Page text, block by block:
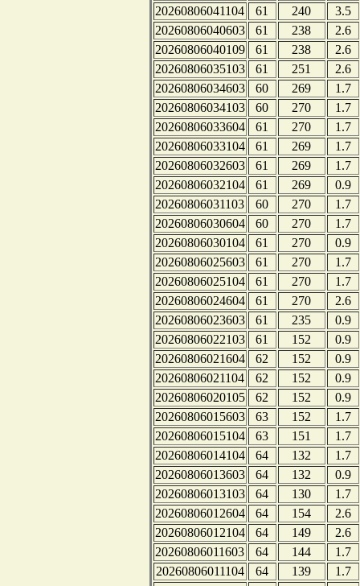
20260806041104
61 240
3.5
20260806040603
61 238
2.6
20260806040109
61 238
2.6
20260806035103
61 251
2.6
20260806034603
60 269
1.7
20260806034103
60 270
1.7
20260806033604
61 270
1.7
20260806033104
61 269
1.7
20260806032603
61 269
1.7
20260806032104
61 269
0.9
20260806031103
60 270
1.7
20260806030604
60 270
1.7
20260806030104
61 270
0.9
20260806025603
61 270
1.7
20260806025104
61 270
1.7
20260806024604
61 270
2.6
20260806023603
61 235
0.9
20260806022103
61 152
0.9
20260806021604
62 152
0.9
20260806021104
62 152
0.9
20260806020105
62 152
0.9
20260806015603
63 152
1.7
20260806015104
63 151
1.7
20260806014104
64 132
1.7
20260806013603
64 132
0.9
20260806013103
64 130
1.7
20260806012604
64 154
2.6
20260806012104
64 149
2.6
20260806011603
64 144
1.7
20260806011104
64 139
1.7